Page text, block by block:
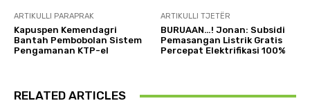
ARTIKULLI PARAPRAK
Kapuspen Kemendagri
Bantah Pembobolan Sistem
Pengamanan KTP-el
ARTIKULLI TJETËR
BURUAAN…! Jonan: Subsidi
Pemasangan Listrik Gratis
Percepat Elektrifikasi 100%
RELATED ARTICLES